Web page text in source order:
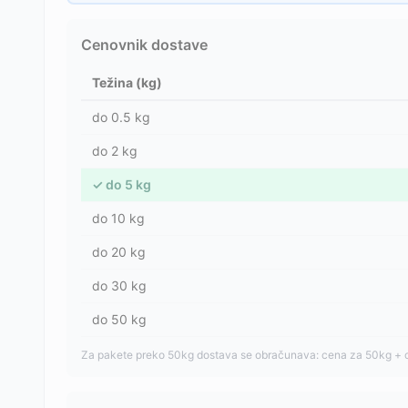
Cenovnik dostave
Težina (kg)
do 0.5 kg
do 2 kg
✓ do 5 kg
do 10 kg
do 20 kg
do 30 kg
do 50 kg
Za pakete preko 50kg dostava se obračunava: cena za 50kg +